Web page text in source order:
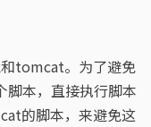
tomcat。为了避免
脚本，直接执行脚本
的脚本，来避免这